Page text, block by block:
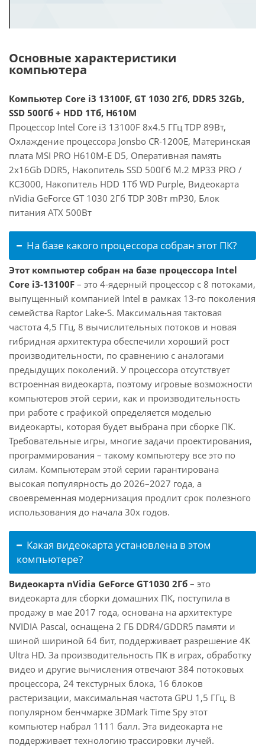
Основные характеристики
компьютера
Компьютер Core i3 13100F, GT 1030 2Гб, DDR5 32Gb,
SSD 500Гб + HDD 1Тб, H610M
Процессор Intel Core i3 13100F 8x4.5 ГГц TDP 89Вт,
Охлаждение процессора Jonsbo CR-1200E, Материнская
плата MSI PRO H610M-E D5, Оперативная память
2x16Gb DDR5, Накопитель SSD 500Гб M.2 MP33 PRO /
KC3000, Накопитель HDD 1Тб WD Purple, Видеокарта
nVidia GeForce GT 1030 2Гб TDP 30Вт mP30, Блок
питания ATX 500Вт
На базе какого процессора собран этот ПК?
Этот компьютер собран на базе процессора Intel
Core i3-13100F – это 4-ядерный процессор с 8 потоками,
выпущенный компанией Intel в рамках 13-го поколения
семейства Raptor Lake-S. Максимальная тактовая
частота 4,5 ГГц, 8 вычислительных потоков и новая
гибридная архитектура обеспечили хороший рост
производительности, по сравнению с аналогами
предыдущих поколений. У процессора отсутствует
встроенная видеокарта, поэтому игровые возможности
компьютеров этой серии, как и производительность
при работе с графикой определяется моделью
видеокарты, которая будет выбрана при сборке ПК.
Требовательные игры, многие задачи проектирования,
программирования – такому компьютеру все это по
силам. Компьютерам этой серии гарантирована
высокая популярность до 2026–2027 года, а
своевременная модернизация продлит срок полезного
использования до начала 30х годов.
Какая видеокарта установлена в этом
компьютере?
Видеокарта nVidia GeForce GT1030 2Гб – это
видеокарта для сборки домашних ПК, поступила в
продажу в мае 2017 года, основана на архитектуре
NVIDIA Pascal, оснащена 2 ГБ DDR4/GDDR5 памяти и
шиной шириной 64 бит, поддерживает разрешение 4K
Ultra HD. За производительность ПК в играх, обработку
видео и другие вычисления отвечают 384 потоковых
процессора, 24 текстурных блока, 16 блоков
растеризации, максимальная частота GPU 1,5 ГГц. В
популярном бенчмарке 3DMark Time Spy этот
компьютер набрал 1111 балл. Эта видеокарта не
поддерживает технологию трассировки лучей.